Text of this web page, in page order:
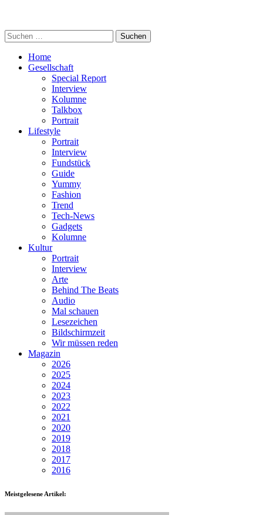
Suchen
nach:
Home
Gesellschaft
Special Report
Interview
Kolumne
Talkbox
Portrait
Lifestyle
Portrait
Interview
Fundstück
Guide
Yummy
Fashion
Trend
Tech-News
Gadgets
Kolumne
Kultur
Portrait
Interview
Arte
Behind The Beats
Audio
Mal schauen
Lesezeichen
Bildschirmzeit
Wir müssen reden
Magazin
2026
2025
2024
2023
2022
2021
2020
2019
2018
2017
2016
Meistgelesene Artikel: